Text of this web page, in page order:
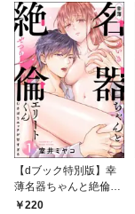
【dブック特別版】幸
薄名器ちゃんと絶倫エ
リートくん むさぼりエ
220